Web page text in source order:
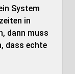
System
in
dann muss
dass echte